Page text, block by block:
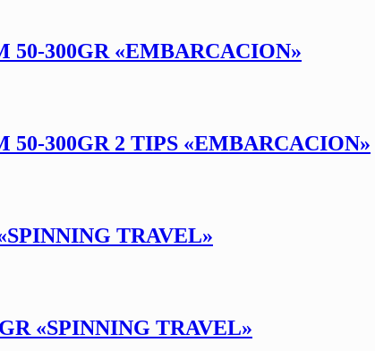
50-300GR «EMBARCACION»
300GR 2 TIPS «EMBARCACION»
TRAVEL»
«SPINNING TRAVEL»